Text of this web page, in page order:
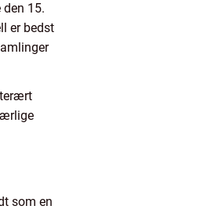
15.
er bedst
som en